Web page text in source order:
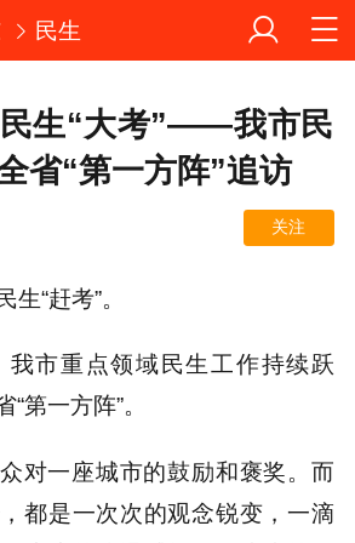
民生
生“大考”——我市民
省“第一方阵”追访
关注
“赶考”。
我市重点领域民生工作持续跃
第一方阵”。
对一座城市的鼓励和褒奖。而
都是一次次的观念锐变，一滴